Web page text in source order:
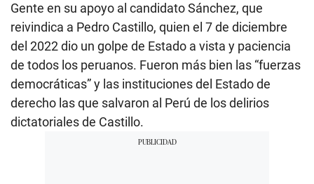
Gente en su apoyo al candidato Sánchez, que
reivindica a Pedro Castillo, quien el 7 de diciembre
del 2022 dio un golpe de Estado a vista y paciencia
de todos los peruanos. Fueron más bien las “fuerzas
democráticas” y las instituciones del Estado de
derecho las que salvaron al Perú de los delirios
dictatoriales de Castillo.